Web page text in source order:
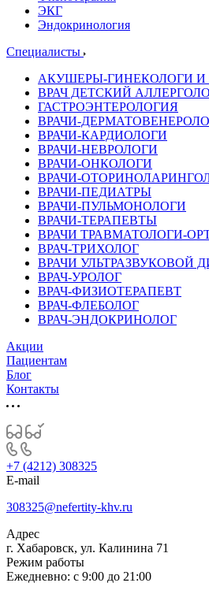
ЭКГ
Эндокринология
Специалисты
АКУШЕРЫ-ГИНЕКОЛОГИ И
ВРАЧ ДЕТСКИЙ
ГАСТРОЭНТЕРОЛОГИЯ
ВРАЧИ-
ВРАЧИ-КАРДИОЛОГИ
ВРАЧИ-НЕВРОЛОГИ
ВРАЧИ-ОНКОЛОГИ
ВРАЧИ-
ВРАЧИ-ПЕДИАТРЫ
ВРАЧИ-ПУЛЬМОНОЛОГИ
ВРАЧИ-ТЕРАПЕВТЫ
ВРАЧИ ТРАВМАТОЛОГИ-
ВРАЧ-ТРИХОЛОГ
ВРАЧИ УЛЬТРАЗВУКОВОЙ
ВРАЧ-УРОЛОГ
ВРАЧ-ФИЗИОТЕРАПЕВТ
ВРАЧ-ФЛЕБОЛОГ
ВРАЧ-ЭНДОКРИНОЛОГ
Акции
Пациентам
Блог
Контакты
+7 (4212) 308325
E-mail
308325@nefertity-khv.ru
Адрес
г. Хабаровск, ул. Калинина 71
Режим работы
Ежедневно: с 9:00 до 21:00